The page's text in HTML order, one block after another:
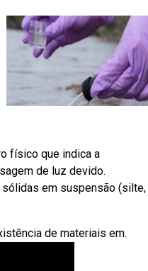
físico que indica a
de luz devido.
sólidas em suspensão (silte,
de materiais em.